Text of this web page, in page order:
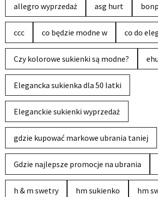
allegro wyprzedaż asg hurt
ccc co będzie modne w co do
Czy kolorowe sukienki są modne?
Elegancka sukienka dla 50 latki
Eleganckie sukienki wyprzedaż
gdzie kupować markowe ubrania taniej
Gdzie najlepsze promocje na ubrania
h & m swetry hm sukienko hm